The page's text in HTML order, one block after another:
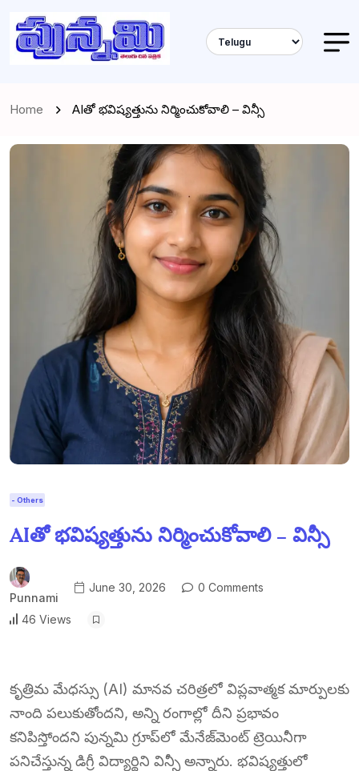
Home AIతో భవిష్యత్తును నిర్మించుకోవాలి – విన్సీ
- Others
AIతో భవిష్యత్తును నిర్మించుకోవాలి – విన్సీ
Punnami
June 30, 2026 0 Comments
46 Views
కృత్రిమ మేధస్సు (AI) మానవ చరిత్రలో విప్లవాత్మక మార్పులకు
నాంది పలుకుతోందని, అన్ని రంగాల్లో దీని ప్రభావం
కనిపిస్తోందని పున్నమి గ్రూప్‌లో మేనేజ్‌మెంట్ ట్రెయినీగా
పనిచేస్తున్న డిగ్రీ విద్యార్థిని విన్సీ అన్నారు. భవిష్యత్తులో